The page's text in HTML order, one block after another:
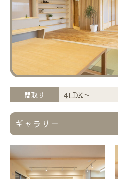
間取り 4LDK〜
ギャラリー